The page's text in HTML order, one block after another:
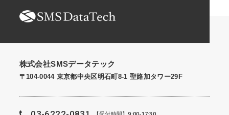
株式会社SMSデータテック
〒104-0044 東京都中央区明石町8-1 聖路加タワー29F